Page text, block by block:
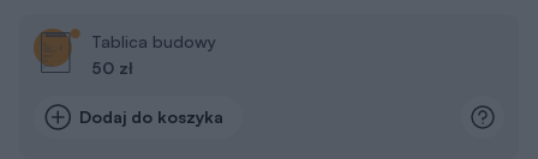
Tablica budowy
50 zł
Dodaj do koszyka